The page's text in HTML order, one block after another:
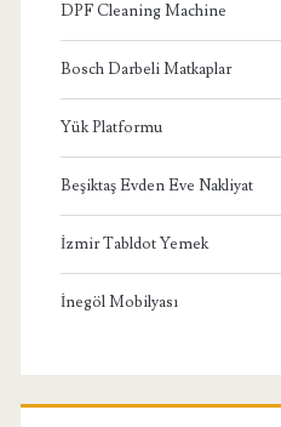
DPF Cleaning Machine
Bosch Darbeli Matkaplar
Yük Platformu
Beşiktaş Evden Eve Nakliyat
İzmir Tabldot Yemek
İnegöl Mobilyası